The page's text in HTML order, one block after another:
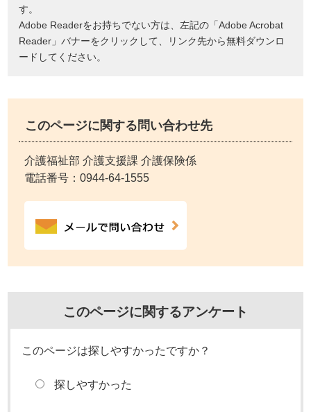
す。
Adobe Readerをお持ちでない方は、左記の「Adobe Acrobat
Reader」バナーをクリックして、リンク先から無料ダウンロ
ードしてください。
このページに関する問い合わせ先
介護福祉部 介護支援課 介護保険係
電話番号：0944-64-1555
このページに関するアンケート
このページは探しやすかったですか？
探しやすかった